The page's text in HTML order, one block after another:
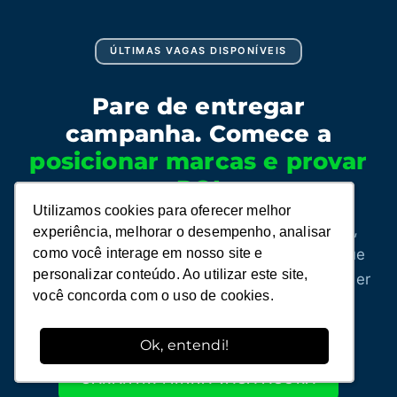
Utilizamos cookies para oferecer melhor
experiência, melhorar o desempenho, analisar
como você interage em nosso site e
personalizar conteúdo. Ao utilizar este site,
você concorda com o uso de cookies.
Ok, entendi!
Utilizamos cookies para oferecer melhor
experiência, melhorar o desempenho, analisar
como você interage em nosso site e
personalizar conteúdo. Ao utilizar este site,
você concorda com o uso de cookies.
Ok, entendi!
ÚLTIMAS VAGAS DISPONÍVEIS
Pare de entregar
campanha. Comece a
posicionar marcas e provar
ROI
Profissionais que dominam posicionamento,
portfólio, pricing e visão financeira são os que
sentam na mesa das decisões e deixam de ser
vistos como custo.
GARANTIR MINHA VAGA AGORA